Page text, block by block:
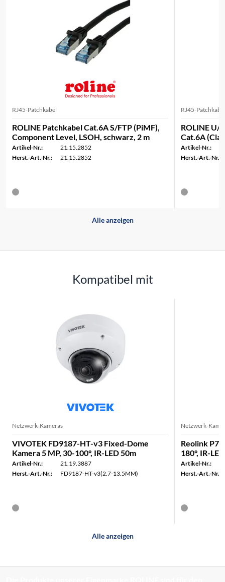
RJ45-Patchkabel
ROLINE Patchkabel Cat.6A S/FTP (PiMF),
Component Level, LSOH, schwarz, 2 m
Artikel-Nr.:
21.15.2852
Herst.-Art.-Nr.:
21.15.2852
RJ45-Patchkabel
ROLINE U/
Cat.6A
Artikel-Nr.:
Herst.-Art.-Nr.:
Alle anzeigen
Kompatibel mit
Netzwerk-Kameras
VIVOTEK FD9187-HT-v3 Fixed-Dome
Kamera 5 MP, 30-100°, IR-LED 50m
Artikel-Nr.:
21.19.3887
Herst.-Art.-Nr.:
FD9187-HT-v3(2.7-13.5MM)
Netzwerk-
Reolink
180°, IR-
Artikel-Nr.:
Herst.-Art.-Nr.:
Alle anzeigen